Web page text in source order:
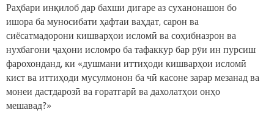
Раҳбари инқилоб дар бахши дигаре аз суханонашон бо
ишора ба муносибати ҳафтаи ваҳдат, сарон ва
сиёсатмадорони кишварҳои исломӣ ва соҳибназрон ва
нухбагони ҷаҳони исломро ба тафаккур бар рӯи ин пурсиш
фарохонданд, ки «душмани иттиҳоди кишварҳои исломӣ
кист ва иттиҳоди мусулмонон ба чӣ касоне зарар мезанад ва
монеи дастдарозӣ ва ғоратгарӣ ва дахолатҳои онҳо
мешавад?»